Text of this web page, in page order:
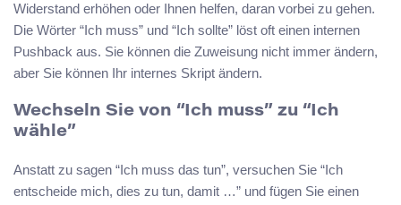
Widerstand erhöhen oder Ihnen helfen, daran vorbei zu gehen.
Die Wörter “Ich muss” und “Ich sollte” löst oft einen internen
Pushback aus. Sie können die Zuweisung nicht immer ändern,
aber Sie können Ihr internes Skript ändern.
Wechseln Sie von “Ich muss” zu “Ich
wähle”
Anstatt zu sagen “Ich muss das tun”, versuchen Sie “Ich
entscheide mich, dies zu tun, damit …” und fügen Sie einen